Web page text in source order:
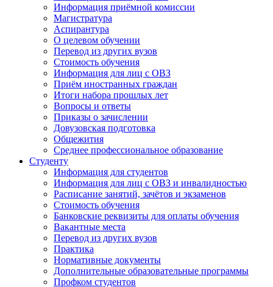
Информация приёмной комиссии
Магистратура
Аспирантура
О целевом обучении
Перевод из других вузов
Стоимость обучения
Информация для лиц с ОВЗ
Приём иностранных граждан
Итоги набора прошлых лет
Вопросы и ответы
Приказы о зачислении
Довузовская подготовка
Общежития
Среднее профессиональное образование
Студенту
Информация для студентов
Информация для лиц с ОВЗ и инвалидностью
Расписание занятий, зачётов и экзаменов
Стоимость обучения
Банковские реквизиты для оплаты обучения
Вакантные места
Перевод из других вузов
Практика
Нормативные документы
Дополнительные образовательные программы
Профком студентов